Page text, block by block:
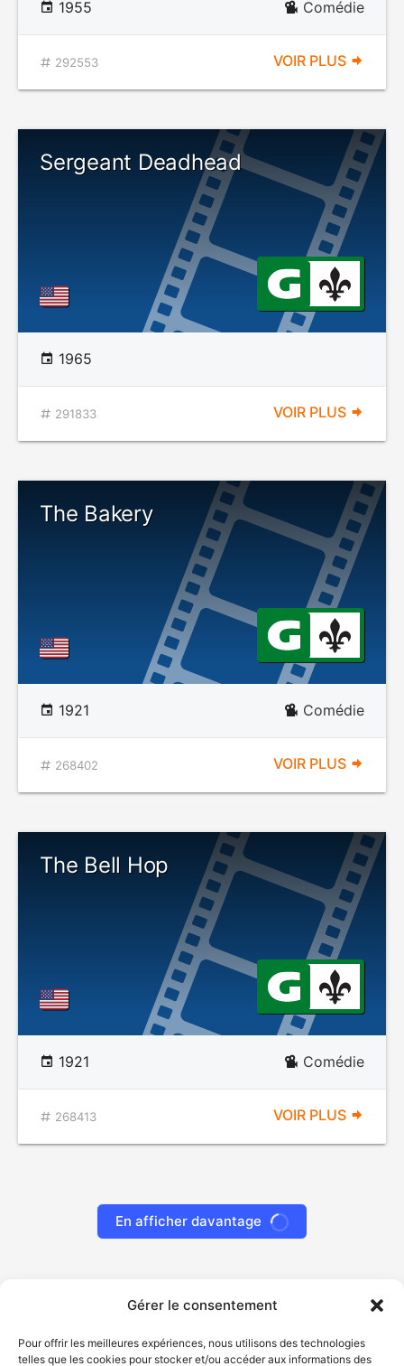
Gérer le consentement
Pour offrir les meilleures expériences, nous utilisons des technologies
telles que les cookies pour stocker et/ou accéder aux informations des
1955 Comédie
292553 VOIR PLUS
Sergeant Deadhead
1965
291833 VOIR PLUS
The Bakery
1921 Comédie
268402 VOIR PLUS
The Bell Hop
1921 Comédie
268413 VOIR PLUS